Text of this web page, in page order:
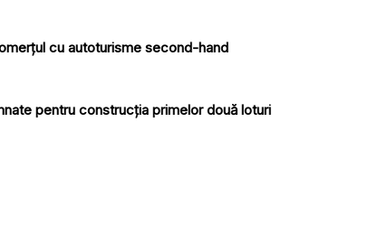
cu autoturisme second-hand
pentru construcția primelor două loturi